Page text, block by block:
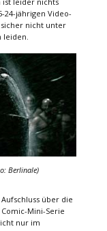
24-jährigen Video-
nicht unter
Berlinale)
über die
Mini-Serie
nur im